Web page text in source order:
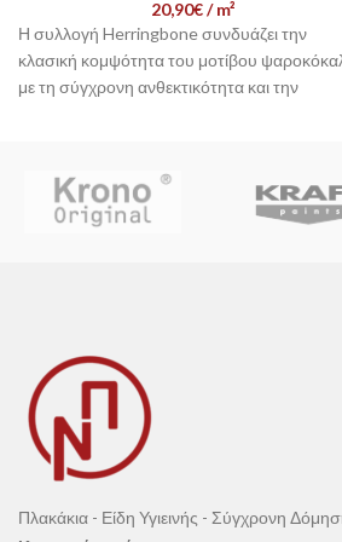
20,90€/ m²
Η συλλογή Herringbone συνδυάζει την
κλασική κομψότητα του μοτίβου
με τη σύγχρονη ανθεκτικότητα και την
προσφέρει εύκολη τοποθέτηση και αντοχή
έντονη χρήση, αποτελεί ιδανική λύση για
Πλακάκια - Είδη Υγιεινής - Σύγχρονη